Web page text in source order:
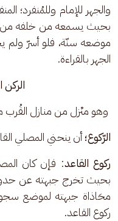
والجهر للإمام وللمُنفرد؛
بحيث يسمعه من خلفه من
موضعه سنّة، فلو أسرّ
الجهر بالقراءة.
وهو منْزل من منازل القُرب
الرّكوع؛ أن ينحني المصلي
ركوع القاعد: فإن كان
بحيث تخرج جبهته عن
محَاذاة جبهته لموضع
ركوع القاعد.